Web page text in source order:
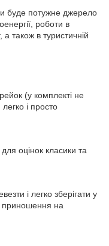
буде потужне джерело
роботи в
також в туристичній
(у комплекті не
і просто
оцінок класики та
і легко зберігати у
приношення на